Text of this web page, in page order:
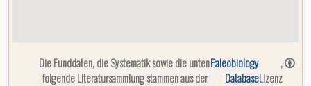
Die Funddaten, die Systematik sowie die unten
folgende Literatursammlung stammen aus der
Paleobiology
Database
,
Lizenz